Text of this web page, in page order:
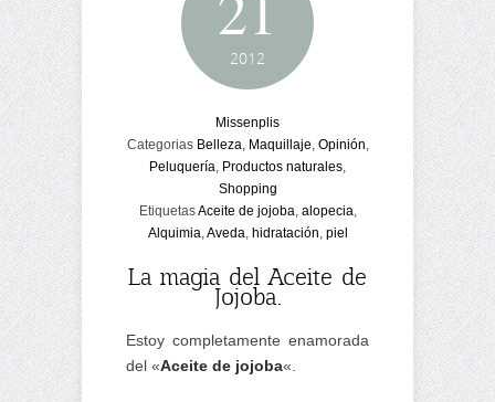
2012
Missenplis
Categorias Belleza, Maquillaje, Opinión,
Peluquería, Productos naturales,
Shopping
EtiquetasAceite de jojoba, alopecia,
Alquimia,Aveda, hidratación, piel
La magia del Aceite de
Jojoba.
Estoy completamente enamorada
del «Aceite de jojoba«.